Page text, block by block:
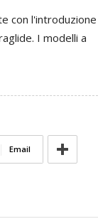
con l'introduzione
I modelli a
Email